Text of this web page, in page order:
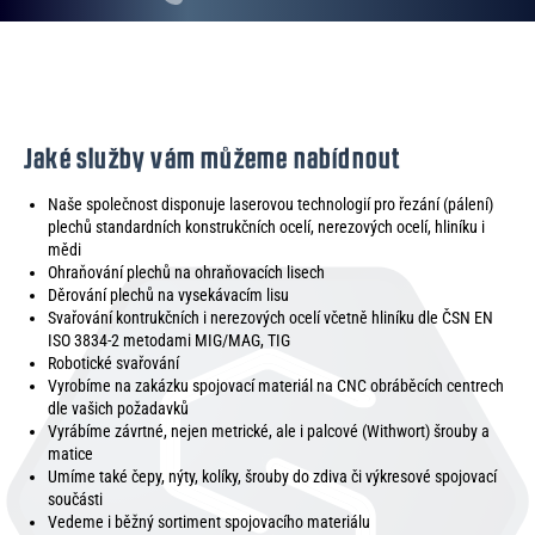
Jaké služby vám můžeme nabídnout
Naše společnost disponuje laserovou technologií pro řezání (pálení)
plechů standardních konstrukčních ocelí, nerezových ocelí, hliníku i
mědi
Ohraňování plechů na ohraňovacích lisech
Děrování plechů na vysekávacím lisu
Svařování kontrukčních i nerezových ocelí včetně hliníku dle ČSN EN
ISO 3834-2 metodami MIG/MAG, TIG
Robotické svařování
Vyrobíme na zakázku spojovací materiál na CNC obráběcích centrech
dle vašich požadavků
Vyrábíme závrtné, nejen metrické, ale i palcové (Withwort) šrouby a
matice
Umíme také čepy, nýty, kolíky, šrouby do zdiva či výkresové spojovací
součásti
Vedeme i běžný sortiment spojovacího materiálu